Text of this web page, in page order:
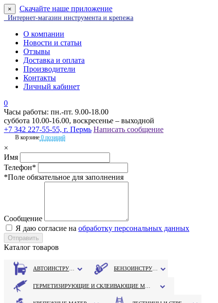
× Скачайте наше приложение
Интернет-магазин инструмента и крепежа
О компании
Новости и статьи
Отзывы
Доставка и оплата
Производители
Контакты
Личный кабинет
0
Часы работы: пн.-пт. 9.00-18.00
суббота 10.00-16.00, воскресенье – выходной
+7 342 227-55-55, г. Пермь Написать сообщение
В корзине 0 позиций
×
Имя
Телефон*
*Поле обязательное для заполнения
Сообщение
Я даю согласие на обработку персональных данных
Каталог товаров